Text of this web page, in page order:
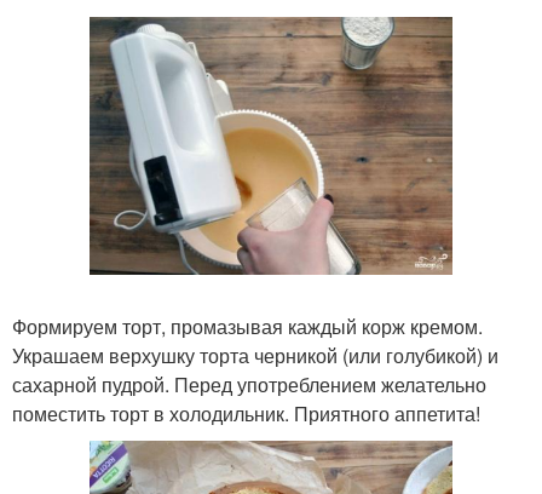
Формируем торт, промазывая каждый корж кремом.
Украшаем верхушку торта черникой (или голубикой) и
сахарной пудрой. Перед употреблением желательно
поместить торт в холодильник. Приятного аппетита!